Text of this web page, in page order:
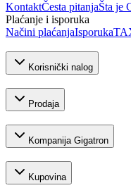
KontaktČesta pitanjaŠta je
Plaćanje i isporuka
Načini plaćanjaIsporuka
Korisnički nalog
Prodaja
Kompanija Gigatron
Kupovina